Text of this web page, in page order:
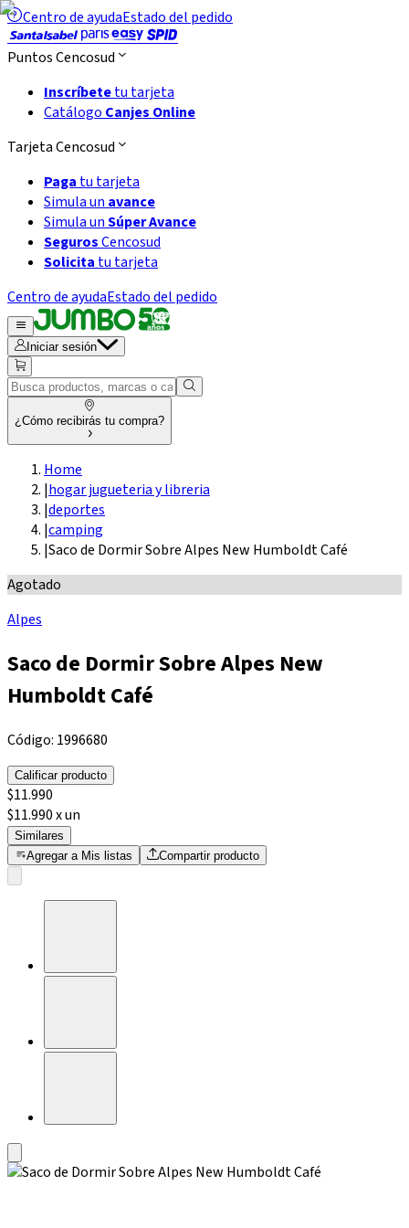
Centro de ayudaEstado del pedido
Puntos Cencosud
Inscríbetetu tarjeta
Catálogo Canjes Online
Tarjeta Cencosud
Paga tu tarjeta
Simula un avance
Simula unSúper Avance
SegurosCencosud
Solicita tu tarjeta
Centro de ayudaEstado del pedido
Iniciar sesión
¿Cómo recibirás tu compra?
Home
|hogar jugueteria y libreria
|deportes
|camping
|Saco de Dormir Sobre Alpes New Humboldt Café
Agotado
Alpes
Saco de Dormir Sobre Alpes New
Humboldt Café
Código: 1996680
Calificar producto
$11.990
$11.990 x un
Similares
Agregar a Mis listas
Compartir producto